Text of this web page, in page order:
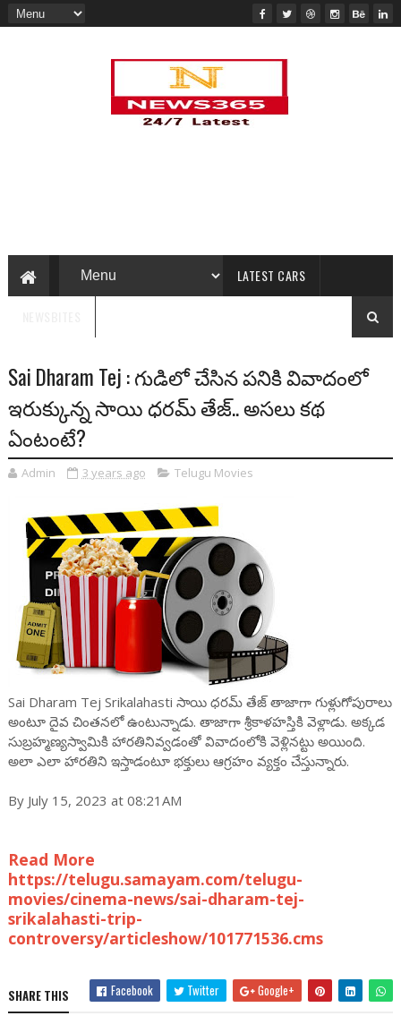
LATEST CARS
Sai Dharam Tej : గుడిలో చేసిన పనికి వివాదంలో
ఇరుక్కున్న సాయి ధరమ్ తేజ్.. అసలు కథ
ఏంటంటే?
Admin 3 years ago Telugu Movies
Sai Dharam Tej Srikalahasti సాయి ధరమ్ తేజ్ తాజాగా గుళ్లుగోపురాలు
అంటూ దైవ చింతనలో ఉంటున్నాడు. తాజాగా శ్రీకాళహస్తికి వెళ్లాడు. అక్కడ
సుబ్రహ్మణ్యస్వామికి హారతినివ్వడంతో వివాదంలోకి వెళ్లినట్టు అయింది.
అలా ఎలా హారతిని ఇస్తాడంటూ భక్తులు ఆగ్రహం వ్యక్తం చేస్తున్నారు.
By July 15, 2023 at 08:21AM
Read More
https://telugu.samayam.com/telugu-
movies/cinema-news/sai-dharam-tej-
srikalahasti-trip-
controversy/articleshow/101771536.cms
SHARE THIS Facebook Twitter Google+